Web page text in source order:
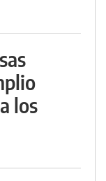
los